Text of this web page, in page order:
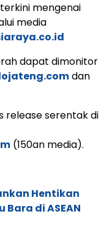
mengenai
media
dapat dimonitor
dan
release serentak di
(150an media).
Hentikan
di ASEAN